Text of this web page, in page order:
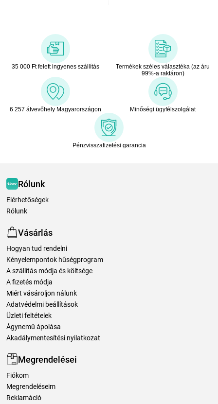
35 000 Ft felett ingyenes szállítás
Termékek széles választéka (az áru
99%-a raktáron)
6 257 átvevőhely Magyarországon Minőségi ügyfélszolgálat
Pénzvisszafizetési garancia
Rólunk
Elérhetőségek
Rólunk
Vásárlás
Hogyan tud rendelni
Kényelempontok hűségprogram
A szállítás módja és költsége
A fizetés módja
Miért vásároljon nálunk
Adatvédelmi beállítások
Üzleti feltételek
Ágynemű ápolása
Akadálymentesítési nyilatkozat
Megrendelései
Fiókom
Megrendeléseim
Reklamáció